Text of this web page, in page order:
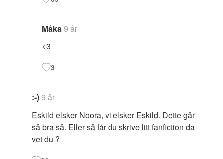
Måka9 år
<3
3
:-)9 år
Eskild elsker Noora, vi elsker Eskild. Dette går
så bra så. Eller så får du skrive litt fanfiction da
vet du ?